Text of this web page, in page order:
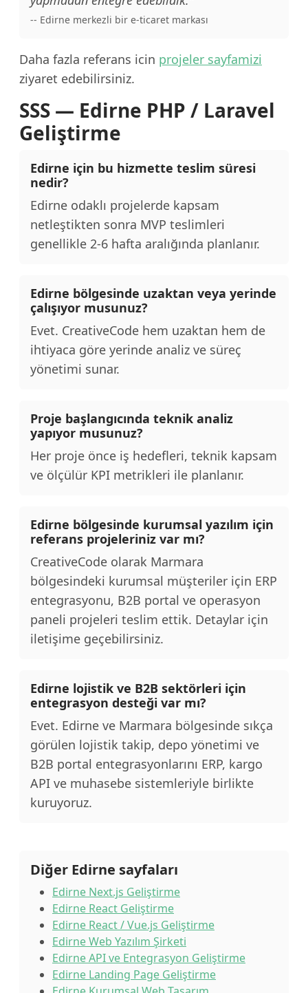
-- Edirne merkezli bir e-ticaret markası
Daha fazla referans icin projeler sayfamizi
ziyaret edebilirsiniz.
SSS — Edirne PHP / Laravel
Geliştirme
Edirne için bu hizmette teslim süresi
nedir?
Edirne odaklı projelerde kapsam
netleştikten sonra MVP teslimleri
genellikle 2-6 hafta aralığında planlanır.
Edirne bölgesinde uzaktan veya yerinde
çalışıyor musunuz?
Evet. CreativeCode hem uzaktan hem de
ihtiyaca göre yerinde analiz ve süreç
yönetimi sunar.
Proje başlangıcında teknik analiz
yapıyor musunuz?
Her proje önce iş hedefleri, teknik kapsam
ve ölçülür KPI metrikleri ile planlanır.
Edirne bölgesinde kurumsal yazılım için
referans projeleriniz var mı?
CreativeCode olarak Marmara
bölgesindeki kurumsal müşteriler için ERP
entegrasyonu, B2B portal ve operasyon
paneli projeleri teslim ettik. Detaylar için
iletişime geçebilirsiniz.
Edirne lojistik ve B2B sektörleri için
entegrasyon desteği var mı?
Evet. Edirne ve Marmara bölgesinde sıkça
görülen lojistik takip, depo yönetimi ve
B2B portal entegrasyonlarını ERP, kargo
API ve muhasebe sistemleriyle birlikte
kuruyoruz.
Diğer Edirne sayfaları
Edirne Next.js Geliştirme
Edirne React Geliştirme
Edirne React / Vue.js Geliştirme
Edirne Web Yazılım Şirketi
Edirne API ve Entegrasyon Geliştirme
Edirne Landing Page Geliştirme